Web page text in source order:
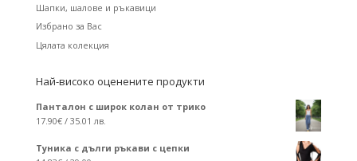
Шапки, шалове и ръкавици
Избрано за Вас
Цялата колекция
Най-високо оценените продукти
Панталон с широк колан от трико
17.90€/ 35.01 лв.
Туника с дълги ръкави с цепки